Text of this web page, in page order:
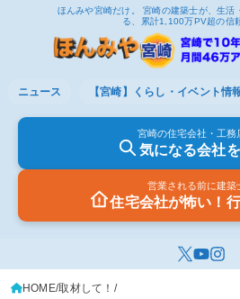
ほんみや宮崎だけ。 宮崎の建築士が、生活
る、累計1,100万PV超の信
ニュース 【宮崎】くらし・イベント情
宮崎の住宅会社・工務
気になる会社
営業される前に建築
住宅会社が怖い！
HOME 取材して！